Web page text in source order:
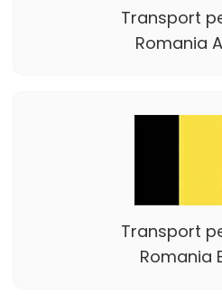
Transport
Romania
Transport
Romania